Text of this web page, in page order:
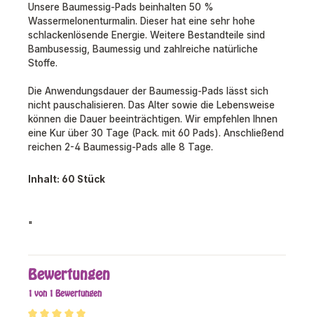
Unsere Baumessig-Pads beinhalten 50 %
Wassermelonenturmalin. Dieser hat eine sehr hohe
schlackenlösende Energie. Weitere Bestandteile sind
Bambusessig, Baumessig und zahlreiche natürliche
Stoffe.
Die Anwendungsdauer der Baumessig-Pads lässt sich
nicht pauschalisieren. Das Alter sowie die Lebensweise
können die Dauer beeinträchtigen. Wir empfehlen Ihnen
eine Kur über 30 Tage (Pack. mit 60 Pads). Anschließend
reichen 2-4 Baumessig-Pads alle 8 Tage.
Inhalt: 60 Stück
"
Bewertungen
1 von 1 Bewertungen